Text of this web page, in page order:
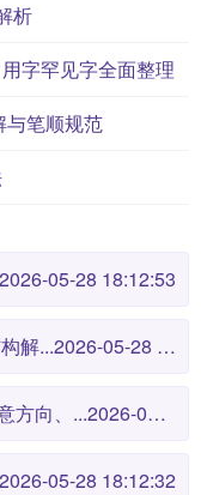
析
字罕见字全面整理
与笔顺规范
2026-05-28 18:12:53
解... 2026-05-28 18:12:46
方向、... 2026-05-28 18:12:38
2026-05-28 18:12:32